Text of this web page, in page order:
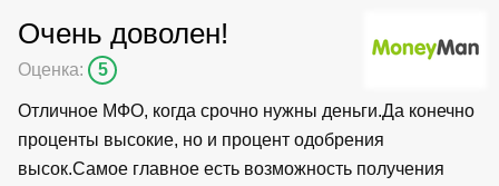
Очень доволен!
Оценка: 5
Отличное МФО, когда срочно нужны деньги.Да конечно
проценты высокие, но и процент одобрения
высок.Самое главное есть возможность получения